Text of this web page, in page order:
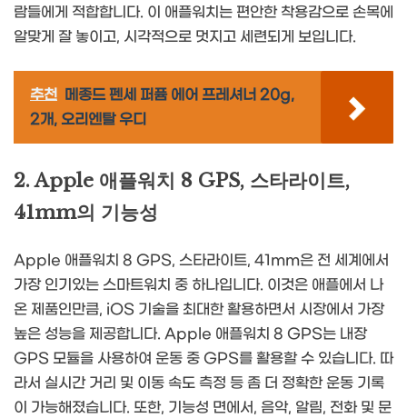
람들에게 적합합니다. 이 애플워치는 편안한 착용감으로 손목에
알맞게 잘 놓이고, 시각적으로 멋지고 세련되게 보입니다.
추천 메종드 펜세 퍼퓸 에어 프레셔너 20g,
2개, 오리엔탈 우디
2. Apple 애플워치 8 GPS, 스타라이트,
41mm의 기능성
Apple 애플워치 8 GPS, 스타라이트, 41mm은 전 세계에서
가장 인기있는 스마트워치 중 하나입니다. 이것은 애플에서 나
온 제품인만큼, iOS 기술을 최대한 활용하면서 시장에서 가장
높은 성능을 제공합니다. Apple 애플워치 8 GPS는 내장
GPS 모듈을 사용하여 운동 중 GPS를 활용할 수 있습니다. 따
라서 실시간 거리 및 이동 속도 측정 등 좀 더 정확한 운동 기록
이 가능해졌습니다. 또한, 기능성 면에서, 음악, 알림, 전화 및 문